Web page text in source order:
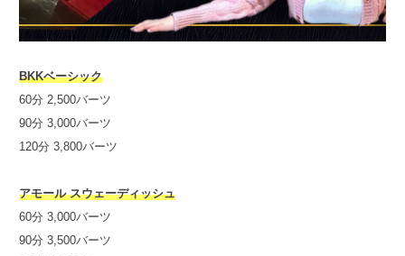
BKKベーシック
60分 2,500バーツ
90分 3,000バーツ
120分 3,800バーツ
アモール スウェーディッシュ
60分 3,000バーツ
90分 3,500バーツ